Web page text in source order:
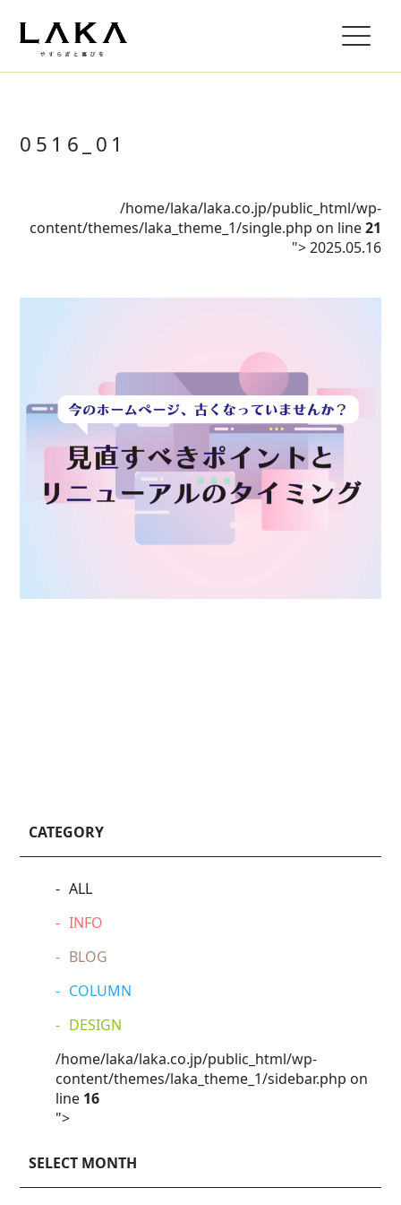
0516_01
/home/laka/laka.co.jp/public_html/wp-
content/themes/laka_theme_1/single.php on line21
">2025.05.16
CATEGORY
ALL
INFO
BLOG
COLUMN
DESIGN
/home/laka/laka.co.jp/public_html/wp-
content/themes/laka_theme_1/sidebar.php on
line 16
">
SELECT MONTH